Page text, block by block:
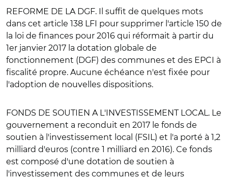
REFORME DE LA DGF. Il suffit de quelques mots
dans cet article 138 LFI pour supprimer l'article 150 de
la loi de finances pour 2016 qui réformait à partir du
1er janvier 2017 la dotation globale de
fonctionnement (DGF) des communes et des EPCI à
fiscalité propre. Aucune échéance n'est fixée pour
l'adoption de nouvelles dispositions.
FONDS DE SOUTIEN A L'INVESTISSEMENT LOCAL. Le
gouvernement a reconduit en 2017 le fonds de
soutien à l'investissement local (FSIL) et l'a porté à 1,2
milliard d'euros (contre 1 milliard en 2016). Ce fonds
est composé d'une dotation de soutien à
l'investissement des communes et de leurs